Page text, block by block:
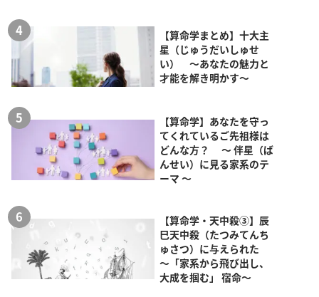
【算命学まとめ】十大主
星（じゅうだいしゅせ
い） ～あなたの魅力と
才能を解き明かす～
【算命学】あなたを守っ
てくれているご先祖様は
どんな方？ ～ 伴星（ば
んせい）に見る家系のテ
ーマ ～
【算命学・天中殺③】辰
巳天中殺（たつみてんち
ゅさつ）に与えられた
～「家系から飛び出し、
大成を掴む」 宿命～